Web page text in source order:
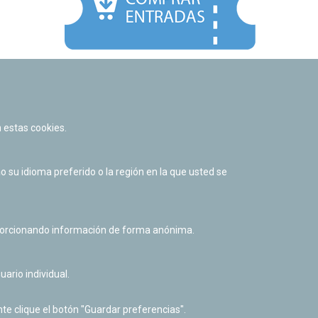
Política de cookies
Derecho de acceso a información pública
cookies.
su idioma preferido o la región en la que usted se
información de forma anónima.
individual.
clique el botón "Guardar preferencias".